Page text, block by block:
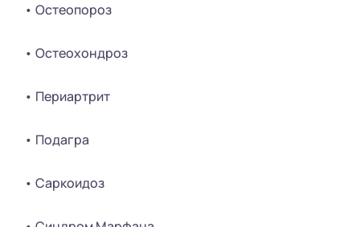
• Остеопороз
• Остеохондроз
• Периартрит
• Подагра
• Саркоидоз